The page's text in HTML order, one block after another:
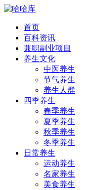
首页
百科资讯
兼职副业项目
养生文化
中医养生
节气养生
养生人群
四季养生
春季养生
夏季养生
秋季养生
冬季养生
日常养生
运动养生
名家养生
美食养生